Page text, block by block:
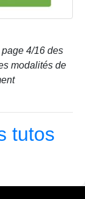
4/16 des
modalités de
tutos